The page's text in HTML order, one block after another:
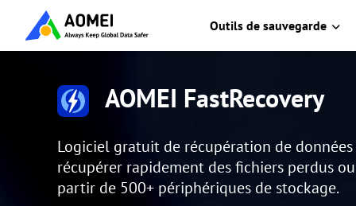
Outils de sauvegarde
AOMEI FastRecovery
Logiciel gratuit de récupération de
récupérer rapidement des fichiers perdus
partir de 500+ périphériques de stockage.